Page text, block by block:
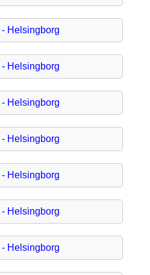
- Helsingborg
- Helsingborg
- Helsingborg
- Helsingborg
- Helsingborg
- Helsingborg
- Helsingborg